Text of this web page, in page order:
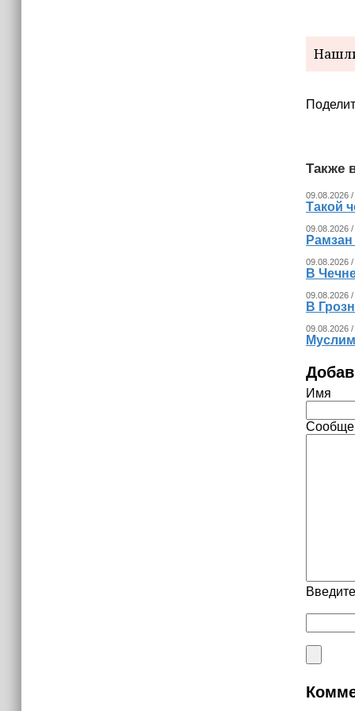
Также
09.08.2026
Такой
09.08.2026
09.08.2026
В
09.08.2026
В
09.08.2026
Имя